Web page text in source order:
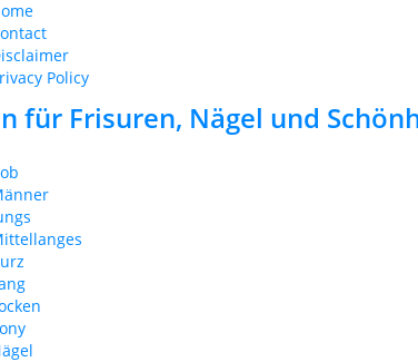
Policy
für Frisuren, Nägel und